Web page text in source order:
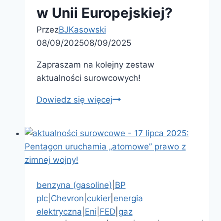
w Unii Europejskiej?
PrzezBJKasowski
08/09/202508/09/2025
Zapraszam na kolejny zestaw
aktualności surowcowych!
Dowiedz się więcejaktualności
8
września
ceny
zbóż
spadną
benzyna (gasoline) BP
plc| Chevron cukier| energia
elektryczna Eni FED| gaz